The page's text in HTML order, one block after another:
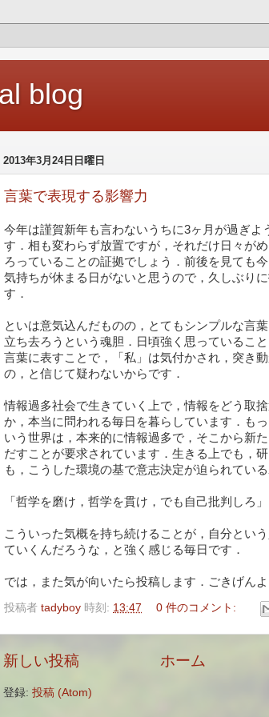
blog
2013年3月24日日曜日
言葉で表現する影響力
今年は謹賀新年も言わないうちに3ヶ月が過ぎよ
す．相も変わらず放置ですが，それだけ日々が
ろっていることの証拠でしょう．前後を見ても
気持ちが休まる日がないと思うので，久しぶり
す．
といは意気込んだものの，とてもシンプルな言
立ち去ろうという魂胆．日頃強く思っていること
言葉に表すことで，「私」は気付かされ，突き
の，と信じて疑わないからです．
情報過多社会で生きていく上で，情報をどう取捨
か，本当に問われる毎日を暮らしています．も
いう世界は，本来的に情報過多で，そこから新
だすことが要求されています．生きる上でも，
も，こうした環境の基で意志決定が迫られている
「哲学を磨け，哲学を貫け，でも自己批判しろ」
こういった気概を持ち続けることが，自分とい
ていくんだろうな，と強く感じる毎日です．
では，また気が向いたら投稿します．ごきげんよ
投稿者 tadyboy 時刻: 13:47 0 件のコメント:
新しい投稿 ホーム
登録: 投稿 (Atom)